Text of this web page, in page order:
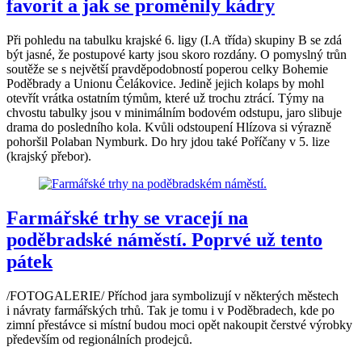
favorit a jak se proměnily kádry
Při pohledu na tabulku krajské 6. ligy (I.A třída) skupiny B se zdá
být jasné, že postupové karty jsou skoro rozdány. O pomyslný trůn
soutěže se s největší pravděpodobností poperou celky Bohemie
Poděbrady a Unionu Čelákovice. Jedině jejich kolaps by mohl
otevřít vrátka ostatním týmům, které už trochu ztrácí. Týmy na
chvostu tabulky jsou v minimálním bodovém odstupu, jaro slibuje
drama do posledního kola. Kvůli odstoupení Hlízova si výrazně
pohoršil Polaban Nymburk. Do hry jdou také Poříčany v 5. lize
(krajský přebor).
Farmářské trhy se vracejí na
poděbradské náměstí. Poprvé už tento
pátek
/FOTOGALERIE/ Příchod jara symbolizují v některých městech
i návraty farmářských trhů. Tak je tomu i v Poděbradech, kde po
zimní přestávce si místní budou moci opět nakoupit čerstvé výrobky
především od regionálních prodejců.